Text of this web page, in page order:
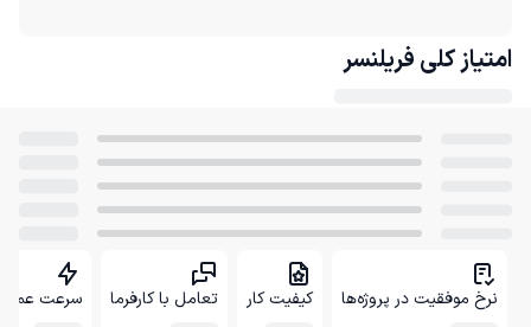
امتیاز کلی فریلنسر
نرخ موفقیت در پروژه‌ها کیفیت کار تعامل با کارفرما سرعت عمل